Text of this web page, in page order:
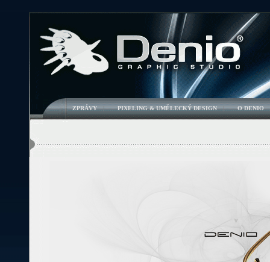
ZPRÁVY | PIXELING & UMĚLECKÝ DESIGN | O DENIO